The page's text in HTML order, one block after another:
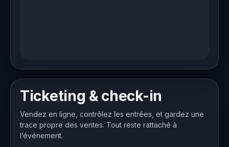
Ticketing & check-in
Vendez en ligne, contrôlez les entrées, et gardez une
trace propre des ventes. Tout reste rattaché à
l’événement.